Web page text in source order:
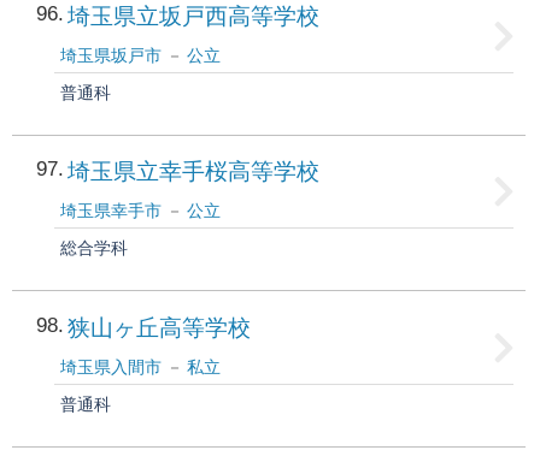
96 埼玉県立坂戸西高等学校
埼玉県坂戸市
公立
普通科
97 埼玉県立幸手桜高等学校
埼玉県幸手市
公立
総合学科
98 狭山ヶ丘高等学校
埼玉県入間市
私立
普通科